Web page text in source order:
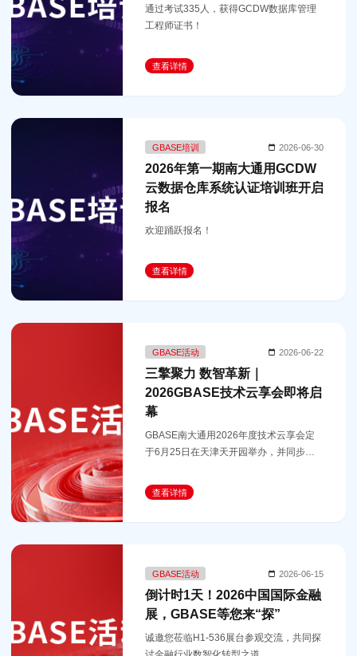
通过考试335人，获得GCDW数据库管理
工程师证书！
查看详情
GBASE培训 2026-06-30
2026年第一期南大通用GCDW
云数据仓库系统认证培训班开启
报名
欢迎踊跃报名！
查看详情
GBASE活动 2026-06-22
三擎聚力 数智革新｜
2026GBASE技术云享会即将启
幕
GBASE南大通用2026年度技术云享会定
于6月25日在天津天开园举办，并同步在
查看详情
GBASE活动 2026-06-15
倒计时1天！2026中国国际金融
展，GBASE等您来“探”
诚邀您莅临H1-536展台参观交流，共同探